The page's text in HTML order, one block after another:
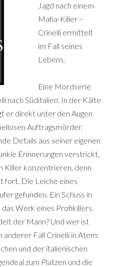
Jagd nach einem
Mafia-Killer –
Crinelli ermittelt
im Fall seines
Lebens.
Eine Mordserie
nach Süditalien. In der Kälte
er direkt unter den Augen
Auftragsmörder.
Details aus seiner eigenen
Erinnerungen verstrickt,
Killer konzentrieren, denn
fort. Die Leiche eines
gefunden. Ein Schuss in
Werk eines Profikillers.
der Mann? Und wer ist
anderer Fall Crinelli in Atem:
und der italienischen
zum Platzen und die